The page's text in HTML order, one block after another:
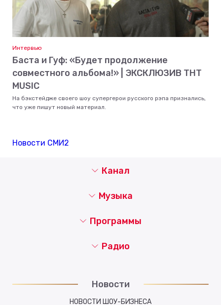
Интервью
Баста и Гуф: «Будет продолжение
совместного альбома!» | ЭКСКЛЮЗИВ ТНТ
MUSIC
На бэкстейдже своего шоу супергерои русского рэпа признались,
что уже пишут новый материал.
Новости СМИ2
Канал
Музыка
Новости
НОВОСТИ ШОУ-БИЗНЕСА
Программы
Радио